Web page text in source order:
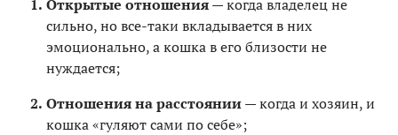
Открытые отношения— когда владелец не
сильно, но все-таки вкладывается в них
эмоционально, а кошка в его близости не
нуждается;
Отношения на расстоянии— когда и хозяин, и
кошка «гуляют сами по себе»;